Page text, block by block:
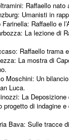
Raffaello nato
Umanisti in
Raffaello e
La lezione di
Raffaello trama
La mostra di
Moschini: Un
Luca.
La Deposizione
progetto di indagine
Bava: Sulle tracce